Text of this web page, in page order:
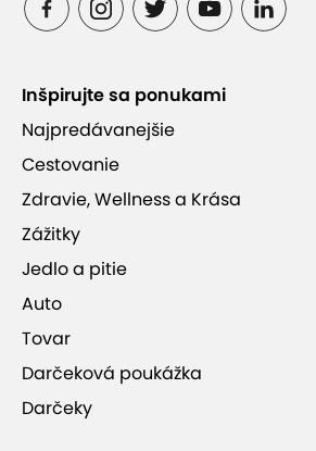
Inšpirujte sa ponukami
Najpredávanejšie
Cestovanie
Zdravie, Wellness a Krása
Zážitky
Jedlo a pitie
Auto
Tovar
Darčeková poukážka
Darčeky